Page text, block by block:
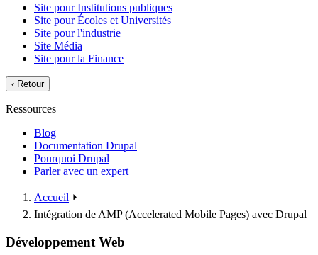
Site pour Institutions publiques
Site pour Écoles et Universités
Site pour l'industrie
Site Média
Site pour la Finance
‹ Retour
Ressources
Blog
Documentation Drupal
Pourquoi Drupal
Parler avec un expert
Accueil ⏵
Intégration de AMP (Accelerated Mobile Pages) avec Drupal
Développement Web